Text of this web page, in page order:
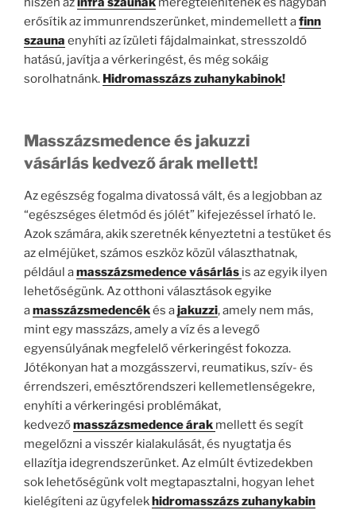
erősítik az immunrendszerünket, mindemellett afinn
szauna enyhíti az ízületi fájdalmainkat, stresszoldó
hatású, javítja a vérkeringést, és még sokáig
sorolhatnánk. Hidromasszázs zuhanykabinok!
Masszázsmedence és jakuzzi
vásárlás kedvező árak mellett!
Az egészség fogalma divatossá vált, és a legjobban az
“egészséges életmód és jólét” kifejezéssel írható le.
Azok számára, akik szeretnék kényeztetni a testüket és
az elméjüket, számos eszköz közül választhatnak,
például amasszázsmedence vásárlás is az egyik ilyen
lehetőségünk. Az otthoni választások egyike
amasszázsmedencékés ajakuzzi, amely nem más,
mint egy masszázs, amely a víz és a levegő
egyensúlyának megfelelő vérkeringést fokozza.
Jótékonyan hat a mozgásszervi, reumatikus, szív- és
érrendszeri, emésztőrendszeri kellemetlenségekre,
enyhíti a vérkeringési problémákat,
kedvezőmasszázsmedence árak mellett és segít
megelőzni a visszér kialakulását, és nyugtatja és
ellazítja idegrendszerünket. Az elmúlt évtizedekben
sok lehetőségünk volt megtapasztalni, hogyan lehet
kielégíteni az ügyfelekhidromasszázs zuhanykabin